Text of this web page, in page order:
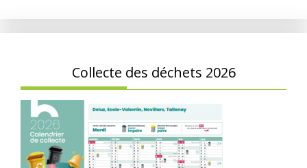
Collecte des déchets 2026